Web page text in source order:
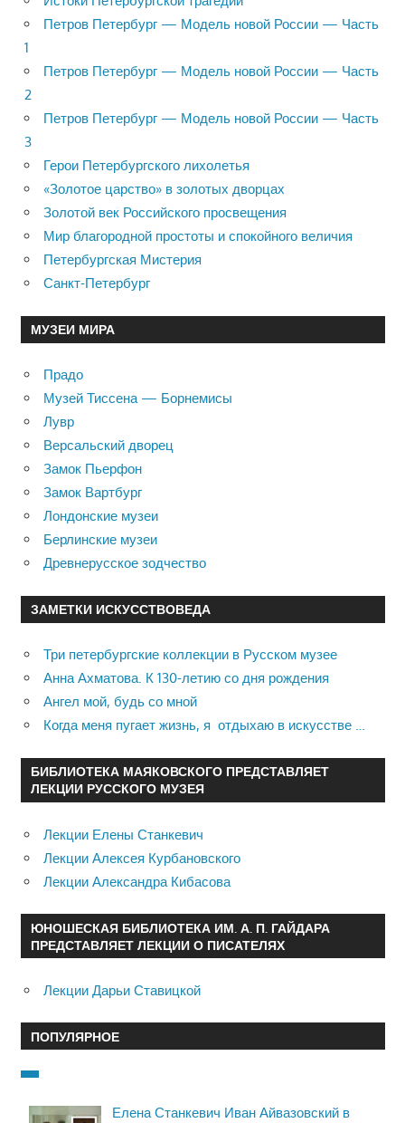
Петров Петербург — Модель новой России — Часть
1
Петров Петербург — Модель новой России — Часть
2
Петров Петербург — Модель новой России — Часть
3
Герои Петербургского лихолетья
«Золотое царство» в золотых дворцах
Золотой век Российского просвещения
Мир благородной простоты и спокойного величия
Петербургская Мистерия
Санкт-Петербург
МУЗЕИ МИРА
Прадо
Музей Тиссена — Борнемисы
Лувр
Версальский дворец
Замок Пьерфон
Замок Вартбург
Лондонские музеи
Берлинские музеи
Древнерусское зодчество
ЗАМЕТКИ ИСКУССТВОВЕДА
Три петербургские коллекции в Русском музее
Анна Ахматова. К 130-летию со дня рождения
Ангел мой, будь со мной
Когда меня пугает жизнь, я отдыхаю в искусстве …
БИБЛИОТЕКА МАЯКОВСКОГО ПРЕДСТАВЛЯЕТ
ЛЕКЦИИ РУССКОГО МУЗЕЯ
Лекции Елены Станкевич
Лекции Алексея Курбановского
Лекции Александра Кибасова
ЮНОШЕСКАЯ БИБЛИОТЕКА ИМ. А. П. ГАЙДАРА
ПРЕДСТАВЛЯЕТ ЛЕКЦИИ О ПИСАТЕЛЯХ
Лекции Дарьи Ставицкой
ПОПУЛЯРНОЕ
Елена Станкевич Иван Айвазовский в